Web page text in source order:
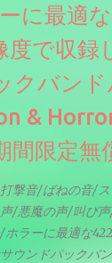
に最適
度で収録
クバンド
&
間限定無
打撃音/ばねの音/
/悪魔の声/叫び
ラーに最適な
ウンドパックバ